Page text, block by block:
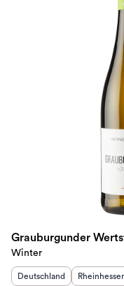
Grauburgunder
Winter
Herkunftsland
Deutschland